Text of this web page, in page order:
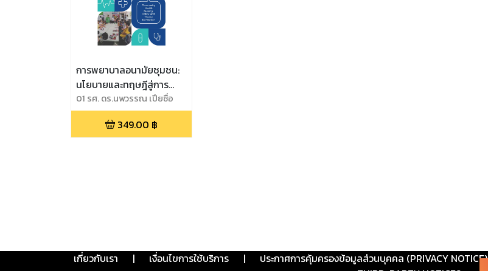
การพยาบาลอนามัยชุมชน:
นโยบายและทฤษฎีสู่การ
ปฏิบัติ
01 รศ. ดร.นพวรรณ เปียซื่อ
(บรรณาธิการ),02 รศ.
ดร.แสงทอง ธีระทองคำ,03 ผศ.
ดร.ผจงจิต ไกรถาวร,04 อ.
ศิริ เมฆวิวัฒนาวงศ์
349.00 ฿
เกี่ยวกับเรา | เงื่อนไขการใช้บริการ | ประกาศการคุ้มครองข้อมูลส่วนบุคคล (PRIVACY NOTICE)